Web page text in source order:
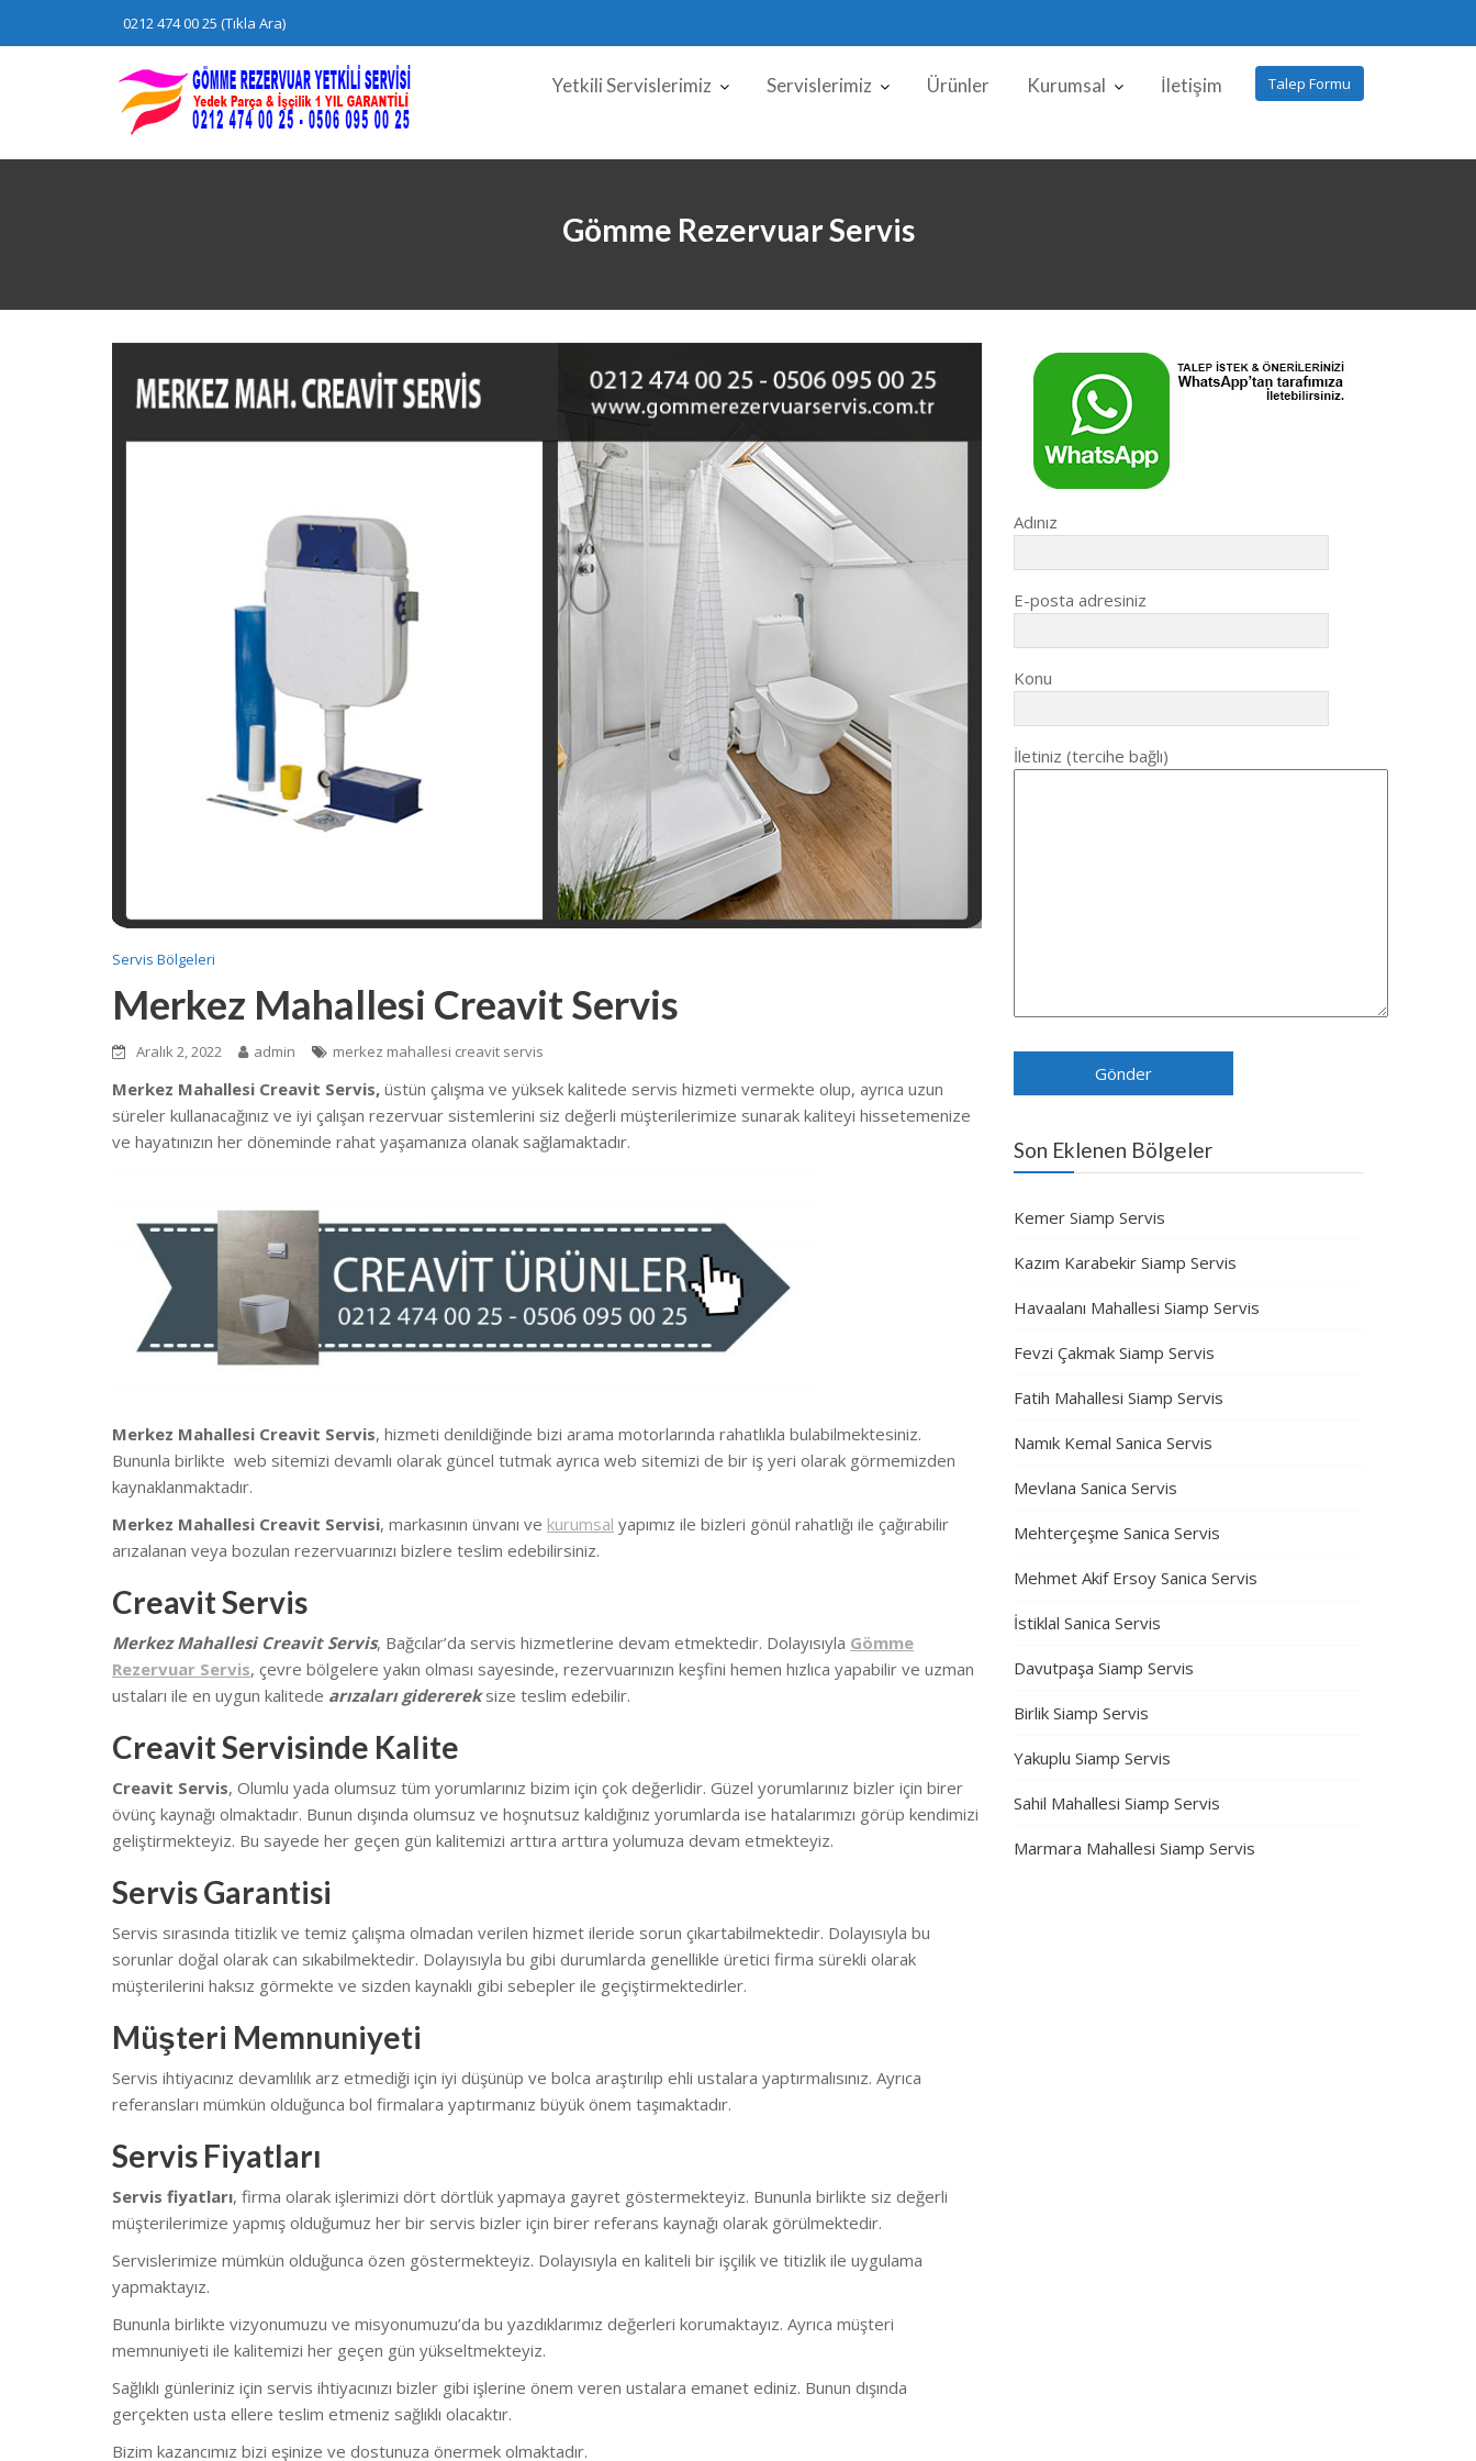
0212 474 00 25 (Tıkla Ara)
Talep Formu
Yetkili Servislerimiz Servislerimiz Ürünler Kurumsal İletişim
Gömme Rezervuar Servis
Servis Bölgeleri
Merkez Mahallesi Creavit Servis
Aralık 2, 2022 admin merkez mahallesi creavit servis
Merkez Mahallesi Creavit Servis, üstün çalışma ve yüksek kalitede servis hizmeti vermekte olup, ayrıca uzun
süreler kullanacağınız ve iyi çalışan rezervuar sistemlerini siz değerli müşterilerimize sunarak kaliteyi hissetemenize
ve hayatınızın her döneminde rahat yaşamanıza olanak sağlamaktadır.
Merkez Mahallesi Creavit Servis, hizmeti denildiğinde bizi arama motorlarında rahatlıkla bulabilmektesiniz.
Bununla birlikte web sitemizi devamlı olarak güncel tutmak ayrıca web sitemizi de bir iş yeri olarak görmemizden
kaynaklanmaktadır.
Merkez Mahallesi Creavit Servisi, markasının ünvanı ve kurumsal yapımız ile bizleri gönül rahatlığı ile çağırabilir
arızalanan veya bozulan rezervuarınızı bizlere teslim edebilirsiniz.
Creavit Servis
Merkez Mahallesi Creavit Servis, Bağcılar’da servis hizmetlerine devam etmektedir. Dolayısıyla Gömme
Rezervuar Servis, çevre bölgelere yakın olması sayesinde, rezervuarınızın keşfini hemen hızlıca yapabilir ve uzman
ustaları ile en uygun kalitede arızaları giderereksize teslim edebilir.
Creavit Servisinde Kalite
Creavit Servis, Olumlu yada olumsuz tüm yorumlarınız bizim için çok değerlidir. Güzel yorumlarınız bizler için birer
övünç kaynağı olmaktadır. Bunun dışında olumsuz ve hoşnutsuz kaldığınız yorumlarda ise hatalarımızı görüp kendimizi
geliştirmekteyiz. Bu sayede her geçen gün kalitemizi arttıra arttıra yolumuza devam etmekteyiz.
Servis Garantisi
Servis sırasında titizlik ve temiz çalışma olmadan verilen hizmet ileride sorun çıkartabilmektedir. Dolayısıyla bu
sorunlar doğal olarak can sıkabilmektedir. Dolayısıyla bu gibi durumlarda genellikle üretici firma sürekli olarak
müşterilerini haksız görmekte ve sizden kaynaklı gibi sebepler ile geçiştirmektedirler.
Müşteri Memnuniyeti
Servis ihtiyacınız devamlılık arz etmediği için iyi düşünüp ve bolca araştırılıp ehli ustalara yaptırmalısınız. Ayrıca
referansları mümkün olduğunca bol firmalara yaptırmanız büyük önem taşımaktadır.
Servis Fiyatları
Servis fiyatları, firma olarak işlerimizi dört dörtlük yapmaya gayret göstermekteyiz. Bununla birlikte siz değerli
müşterilerimize yapmış olduğumuz her bir servis bizler için birer referans kaynağı olarak görülmektedir.
Servislerimize mümkün olduğunca özen göstermekteyiz. Dolayısıyla en kaliteli bir işçilik ve titizlik ile uygulama
yapmaktayız.
Bununla birlikte vizyonumuzu ve misyonumuzu’da bu yazdıklarımız değerleri korumaktayız. Ayrıca müşteri
memnuniyeti ile kalitemizi her geçen gün yükseltmekteyiz.
Sağlıklı günleriniz için servis ihtiyacınızı bizler gibi işlerine önem veren ustalara emanet ediniz. Bunun dışında
gerçekten usta ellere teslim etmeniz sağlıklı olacaktır.
Bizim kazancımız bizi eşinize ve dostunuza önermek olmaktadır.
Adınız
E-posta adresiniz
Konu
İletiniz (tercihe bağlı)
Son Eklenen Bölgeler
Kemer Siamp Servis
Kazım Karabekir Siamp Servis
Havaalanı Mahallesi Siamp Servis
Fevzi Çakmak Siamp Servis
Fatih Mahallesi Siamp Servis
Namık Kemal Sanica Servis
Mevlana Sanica Servis
Mehterçeşme Sanica Servis
Mehmet Akif Ersoy Sanica Servis
İstiklal Sanica Servis
Davutpaşa Siamp Servis
Birlik Siamp Servis
Yakuplu Siamp Servis
Sahil Mahallesi Siamp Servis
Marmara Mahallesi Siamp Servis